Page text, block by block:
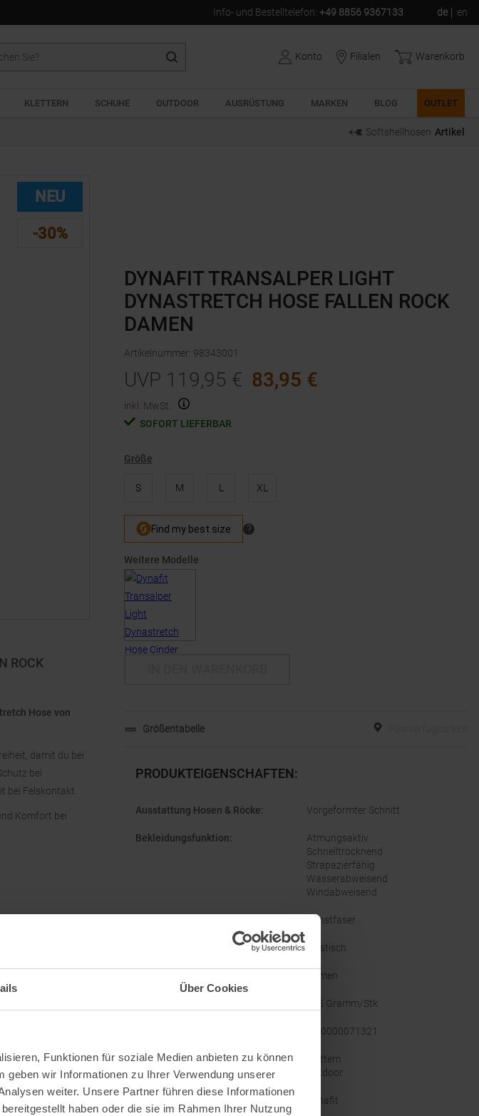
Über Cookies
Funktionen für soziale Medien anbieten zu können
wir Informationen zu Ihrer Verwendung unserer
weiter. Unsere Partner führen diese Informationen
haben oder die sie im Rahmen Ihrer Nutzung
Info- und Bestelltelefon: +49 8856 9367133 de en
Konto Filialen Warenkorb
KLETTERN SCHUHE OUTDOOR AUSRÜSTUNG MARKEN BLOG OUTLET
Softshellhosen Artikel
NEU
-30%
ROCK
Hose von
damit du bei
bei
bei Felskontakt.
Komfort bei
DYNAFIT TRANSALPER LIGHT
DYNASTRETCH HOSE FALLEN ROCK
DAMEN
Artikelnummer: 98343001
UVP 119,95 € 83,95 €
inkl. MwSt.
SOFORT LIEFERBAR
Größe
S M L XL
Weitere Modelle
Größentabelle
PRODUKTEIGENSCHAFTEN:
Ausstattung Hosen & Röcke: Vorgeformter Schnitt
Bekleidungsfunktion:
Atmungsaktiv
Schnelltrocknend
Strapazierfähig
Wasserabweisend
Windabweisend
Kunstfaser
Elastisch
Damen
185 Gramm/Stk.
08-0000071321
Kategorien:
Klettern
Outdoor
Dynafit